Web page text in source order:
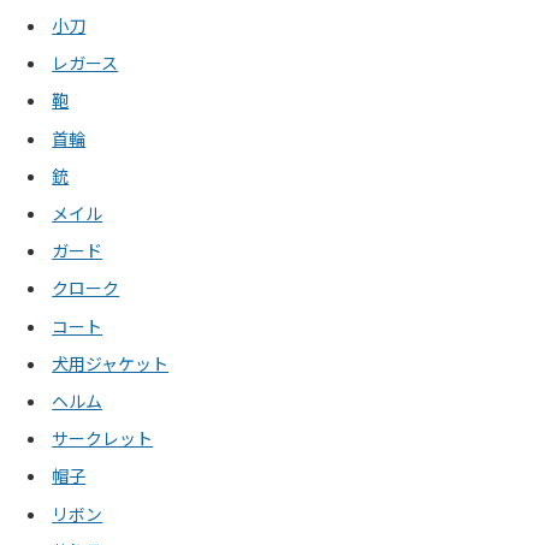
小刀
レガース
鞄
首輪
銃
メイル
ガード
クローク
コート
犬用ジャケット
ヘルム
サークレット
帽子
リボン